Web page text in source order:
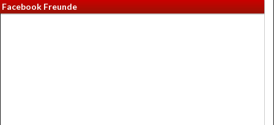
Facebook Freunde